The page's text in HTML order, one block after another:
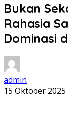
Bukan
Rahasia
Dominasi
admin
15 Oktober 2025